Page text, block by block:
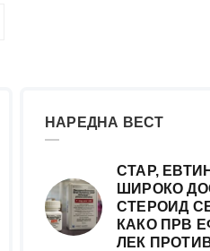
НАРЕДНА ВЕСТ
СТАР,
ШИРОКО
СТЕРОИД
КАКО ПРВ
ЛЕК